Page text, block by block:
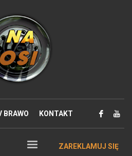
BRAWO KONTAKT
ZAREKLAMUJ SIĘ